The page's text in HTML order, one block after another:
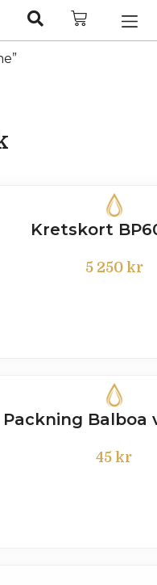
Kretskort
5 250 kr
Packning Balboa
45 kr